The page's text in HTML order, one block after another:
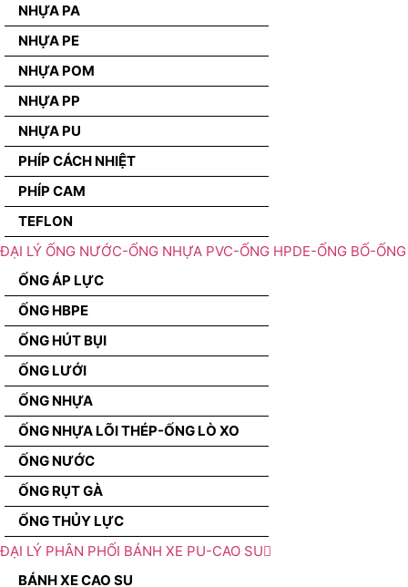
NHỰA PA
NHỰA PE
NHỰA POM
NHỰA PP
NHỰA PU
PHÍP CÁCH NHIỆT
PHÍP CAM
TEFLON
ĐẠI LÝ ỐNG NƯỚC-ỐNG NHỰA PVC-ỐNG HPDE-ỐNG BỐ-
ỐNG ÁP LỰC
ỐNG HBPE
ỐNG HÚT BỤI
ỐNG LƯỚI
ỐNG NHỰA
ỐNG NHỰA LÕI THÉP-ỐNG LÒ XO
ỐNG NƯỚC
ỐNG RỤT GÀ
ỐNG THỦY LỰC
ĐẠI LÝ PHÂN PHỐI BÁNH XE PU-CAO SU
BÁNH XE CAO SU